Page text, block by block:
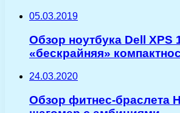
05.03.2019
Обзор ноутбука Dell XPS
«бескрайняя»
24.03.2020
Обзор фитнес-браслета